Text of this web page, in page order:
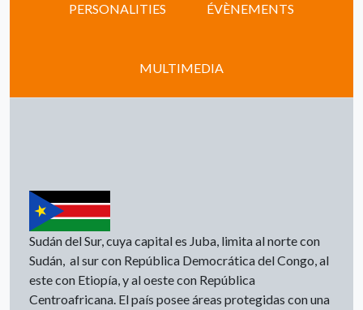
PERSONALITIES ÉVÈNEMENTS
MULTIMEDIA
Sudán del Sur, cuya capital es Juba, limita al norte con
Sudán, al sur con República Democrática del Congo, al
este con Etiopía, y al oeste con República
Centroafricana. El país posee áreas protegidas con una